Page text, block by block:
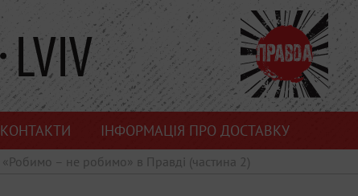
КОНТАКТИ ІНФОРМАЦІЯ ПРО ДОСТАВКУ
«Робимо – не робимо» в Правді (частина 2)